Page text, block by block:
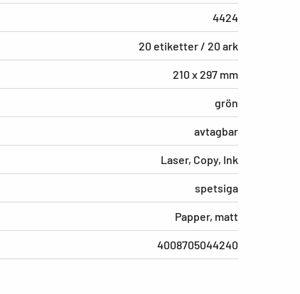
4424
20 etiketter / 20 ark
210 x 297 mm
grön
avtagbar
Laser, Copy, Ink
spetsiga
Papper, matt
4008705044240